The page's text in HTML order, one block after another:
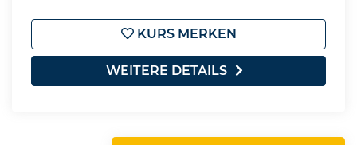
KURS MERKEN
WEITERE DETAILS